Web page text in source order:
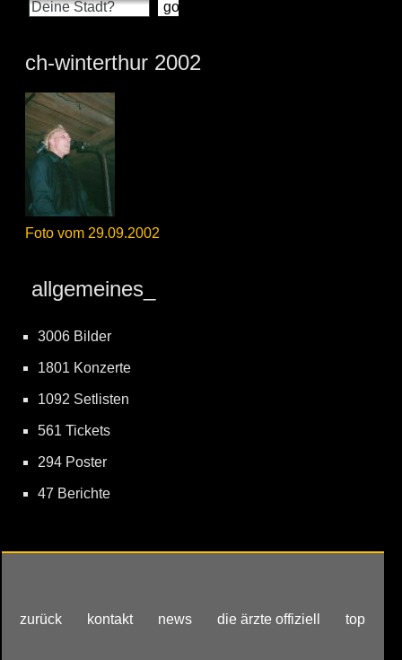
ch-winterthur 2002
Foto vom 29.09.2002
allgemeines_
3006 Bilder
1801 Konzerte
1092 Setlisten
561 Tickets
294 Poster
47 Berichte
zurück kontakt news die ärzte offiziell top